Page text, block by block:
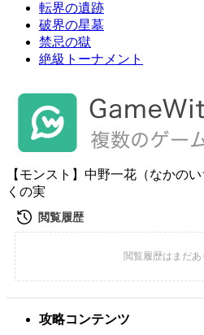
転界の遺跡
破界の星墓
禁忌の獄
絶級トーナメント
【モンスト】中野一花（なかの
くの実
攻略コンテンツ